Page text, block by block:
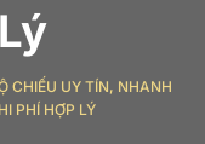
CHIẾU UY TÍN, NHANH
PHÍ HỢP LÝ